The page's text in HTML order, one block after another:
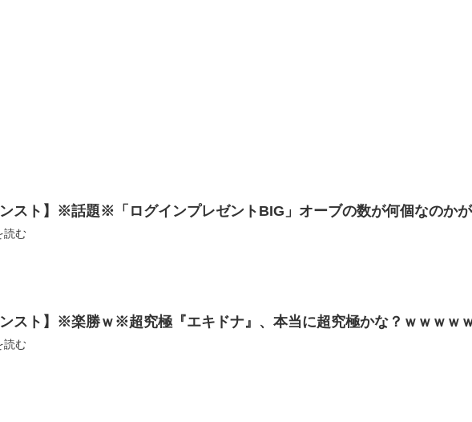
ンスト】※話題※「ログインプレゼントBIG」オーブの数が何個なのか
読む
ンスト】※楽勝ｗ※超究極『エキドナ』、本当に超究極かな？ｗｗｗｗ
読む